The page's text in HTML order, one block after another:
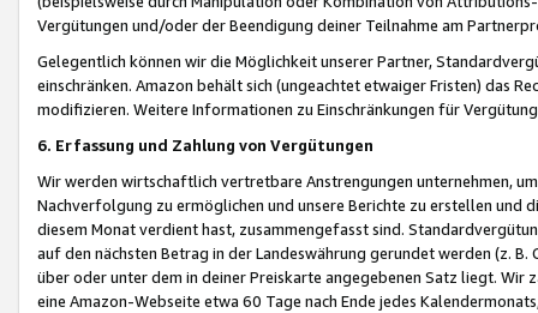
Vergütungen und/oder der Beendigung deiner Teilnahme am
Gelegentlich können wir die Möglichkeit unserer Partner,
einschränken. Amazon behält sich (ungeachtet etwaiger Fristen) das
modifizieren. Weitere Informationen zu Einschränkungen für
6. Erfassung und Zahlung von Vergütungen
Wir werden wirtschaftlich vertretbare Anstrengungen unternehmen,
Nachverfolgung zu ermöglichen und unsere Berichte zu erstellen und
diesem Monat verdient hast, zusammengefasst sind.
auf den nächsten Betrag in der Landeswährung gerundet werden (z.
über oder unter dem in deiner Preiskarte angegebenen Satz liegt.
eine Amazon-Webseite etwa 60 Tage nach Ende jedes